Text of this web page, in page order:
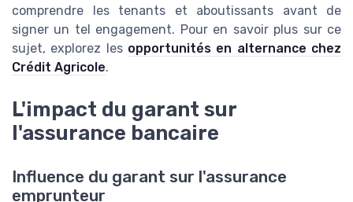
comprendre les tenants et aboutissants avant de
signer un tel engagement. Pour en savoir plus sur ce
sujet, explorez les opportunités en alternance chez
Crédit Agricole.
L'impact du garant sur
l'assurance bancaire
Influence du garant sur l'assurance
emprunteur